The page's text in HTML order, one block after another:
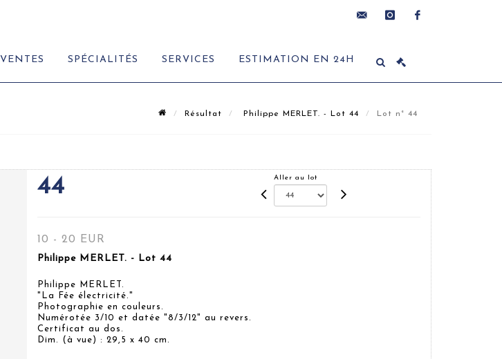
VENTES SPÉCIALITÉS SERVICES ESTIMATION EN 24H
Résultat Philippe MERLET. - Lot 44 Lot n° 44
44 Aller au lot
10 - 20 EUR
Philippe MERLET. - Lot 44
Philippe MERLET.
"La Fée électricité."
Photographie en couleurs.
Numérotée 3/10 et datée "8/3/12" au revers.
Certificat au dos.
Dim. (à vue) : 29,5 x 40 cm.